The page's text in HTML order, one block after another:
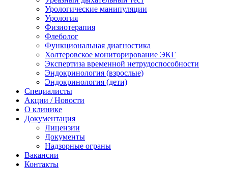
Урологические манипуляции
Урология
Физиотерапия
Флеболог
Функциональная диагностика
Холтеровское мониторирование ЭКГ
Экспертиза временной нетрудоспособности
Эндокринология (взрослые)
Эндокринология (дети)
Специалисты
Акции / Новости
О клинике
Документация
Лицензии
Документы
Надзорные ограны
Вакансии
Контакты